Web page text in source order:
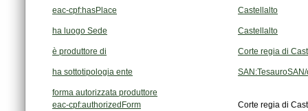
eac-cpf:hasPlace Castellalto
ha luogo Sede Castellalto
è produttore di Corte regia di
ha sottotipologia ente
forma autorizzata produttore
eac-cpf:authorizedForm
Corte regia di